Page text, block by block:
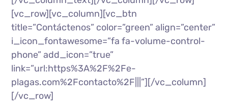
[vc_row][vc_column][vc_btn
title=”Contáctenos” color=”green” align=”center”
i_icon_fontawesome=”fa fa-volume-control-
phone” add_icon=”true”
link=”url:https%3A%2F%2Fe-
plagas.com%2Fcontacto%2F|||”][/vc_column]
[/vc_row]